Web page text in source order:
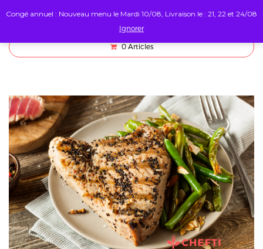
0 Articles
Congé annuel : Nouveau menu le Mardi 10/08, Livraison le : 21, 22 et 24/08
Ignorer